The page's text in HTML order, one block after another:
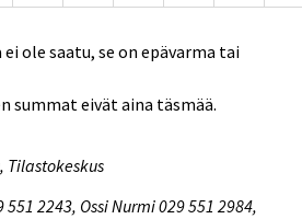
ole saatu, se on epävarma tai
summat eivät aina täsmää.
Tilastokeskus
2243, Ossi Nurmi 029 551 2984,